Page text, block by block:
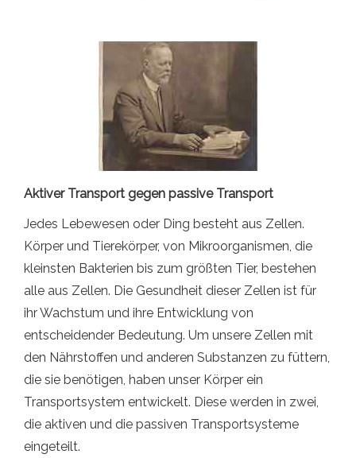
Aktiver Transport gegen passive Transport
Jedes Lebewesen oder Ding besteht aus Zellen.
Körper und Tierekörper, von Mikroorganismen, die
kleinsten Bakterien bis zum größten Tier, bestehen
alle aus Zellen. Die Gesundheit dieser Zellen ist für
ihr Wachstum und ihre Entwicklung von
entscheidender Bedeutung. Um unsere Zellen mit
den Nährstoffen und anderen Substanzen zu füttern,
die sie benötigen, haben unser Körper ein
Transportsystem entwickelt. Diese werden in zwei,
die aktiven und die passiven Transportsysteme
eingeteilt.